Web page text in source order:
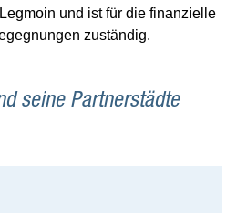
und ist für die finanzielle
zuständig.
seine Partnerstädte